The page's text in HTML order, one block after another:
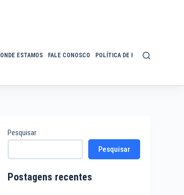
ONDE ESTAMOS FALE CONOSCO POLÍTICA DE PRIVACIDADE
Pesquisar
Pesquisar
Postagens recentes